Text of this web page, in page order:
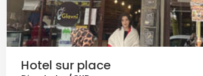
Hotel sur place